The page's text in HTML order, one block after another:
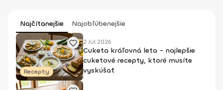
Najčítanejšie Najobľúbenejšie
Recepty
2 Júl 2026
Cuketa kráľovná leta - najlepšie
cuketové recepty, ktoré musíte
vyskúšať